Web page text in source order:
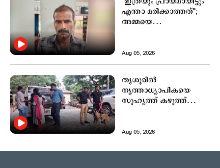
കുമരകത്ത് വെള്ളക്കെട്ട്; ആശുപത്രിയിലെത്താൻ
വൈകി; വീട്ടമ്മ മരിച്ചു
4 hours ago
എന്താ മരിക്കാത്തത്";
അമ്മയെ
പിടിയിൽ
Aug 05, 2026
തൃശൂരില്‍
നൃത്താധ്യാപികയെ
സുഹൃത്ത് കഴുത്ത്
Aug 05, 2026